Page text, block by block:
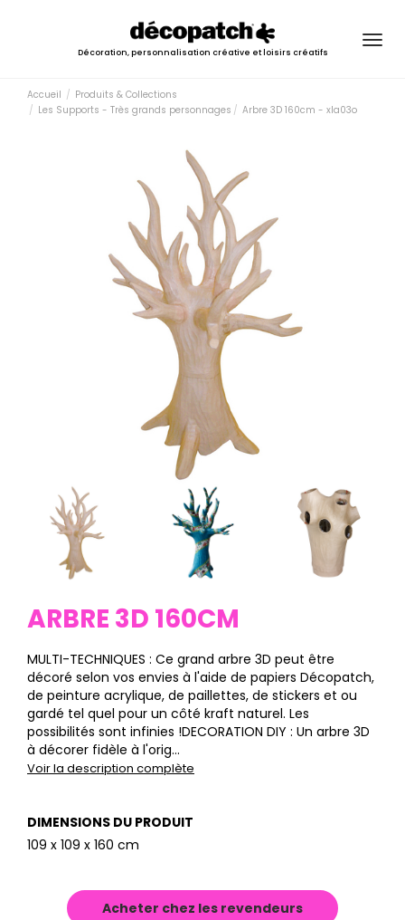
Décoration, personnalisation créative et loisirs créatifs
Accueil
Produits & Collections
Les Supports - Très grands personnages
Arbre 3D 160cm - xla03o
ARBRE 3D 160CM
MULTI-TECHNIQUES : Ce grand arbre 3D peut être
décoré selon vos envies à l'aide de papiers Décopatch,
de peinture acrylique, de paillettes, de stickers et ou
gardé tel quel pour un côté kraft naturel. Les
possibilités sont infinies !DECORATION DIY : Un arbre 3D
à décorer fidèle à l'orig...
Voir la description complète
DIMENSIONS DU PRODUIT
109 x 109 x 160 cm
Acheter chez les revendeurs